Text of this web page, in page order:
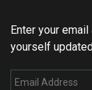
Enter your
yourself